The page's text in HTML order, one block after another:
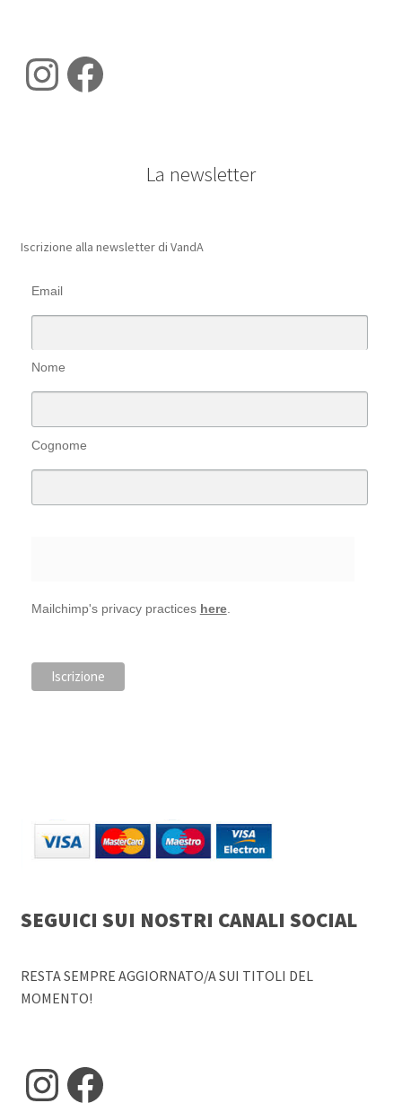
Instagram
Facebook
La newsletter
Iscrizione alla newsletter di VandA
Email
Nome
Cognome
Mailchimp's privacy practices here.
SEGUICI SUI NOSTRI CANALI SOCIAL
RESTA SEMPRE AGGIORNATO/A SUI TITOLI DEL
MOMENTO!
Instagram
Facebook